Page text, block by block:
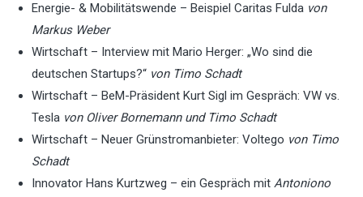
Energie- & Mobilitätswende – Beispiel Caritas Fulda von
Markus Weber
Wirtschaft – Interview mit Mario Herger: „Wo sind die
deutschen Startups?“ von Timo Schadt
Wirtschaft – BeM-Präsident Kurt Sigl im Gespräch: VW vs.
Tesla von Oliver Bornemann und Timo Schadt
Wirtschaft – Neuer Grünstromanbieter: Voltego von Timo
Schadt
Innovator Hans Kurtzweg – ein Gespräch mit Antoniono